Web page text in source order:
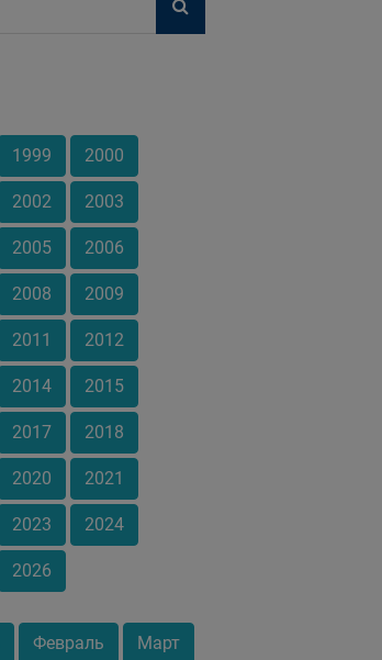
1999 2000
2002 2003
2005 2006
2008 2009
2011 2012
2014 2015
2017 2018
2020 2021
2023 2024
2026
Февраль Март